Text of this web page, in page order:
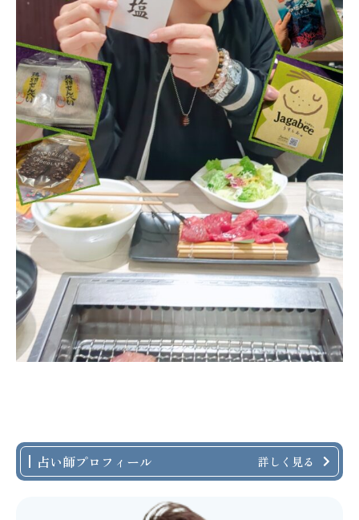
占い師プロフィール 詳しく見る